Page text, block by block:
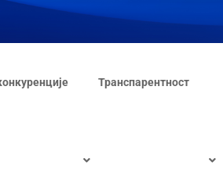
Транспарентност